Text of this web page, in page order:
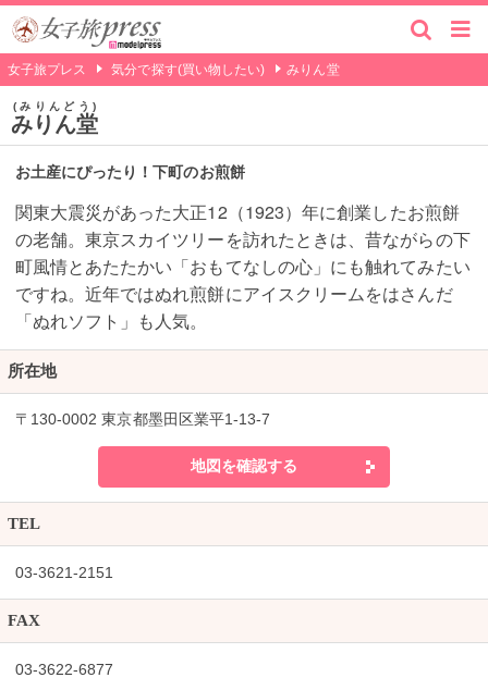
女子旅プレス 気分で探す(買い物したい) みりん堂
みりん堂
みりんどう
お土産にぴったり！下町のお煎餅
関東大震災があった大正12（1923）年に創業したお煎餅
の老舗。東京スカイツリーを訪れたときは、昔ながらの下
町風情とあたたかい「おもてなしの心」にも触れてみたい
ですね。近年ではぬれ煎餅にアイスクリームをはさんだ
「ぬれソフト」も人気。
所在地
〒130-0002 東京都墨田区業平1-13-7
地図を確認する
TEL
03-3621-2151
FAX
03-3622-6877